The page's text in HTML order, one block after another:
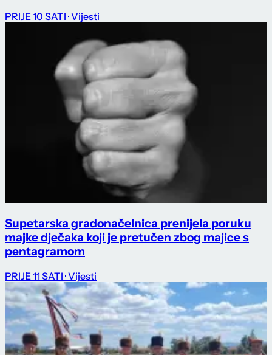
PRIJE 10 SATI · Vijesti
Supetarska gradonačelnica prenijela poruku
majke dječaka koji je pretučen zbog majice s
pentagramom
PRIJE 11 SATI · Vijesti